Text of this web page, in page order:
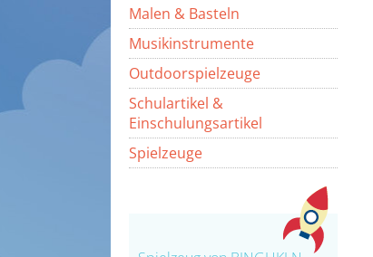
Malen & Basteln
Musikinstrumente
Outdoorspielzeuge
Schulartikel &
Einschulungsartikel
Spielzeuge